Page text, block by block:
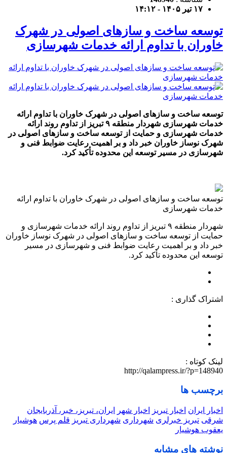
۱۷ تیر ۱۴۰۵ - ۱۴:۱۲
توسعه ساخت‌ و سازهای اصولی در شهرک
خاوران با تداوم ارائه خدمات شهرسازی
توسعه ساخت‌ و سازهای اصولی در شهرک خاوران با تداوم ارائه
خدمات شهرسازی شهردار منطقه ۹ تبریز از تداوم روند ارائه
خدمات شهرسازی و حمایت از توسعه ساخت ‌و سازهای اصولی در
شهرک نوساز خاوران خبر داد و بر اهمیت رعایت ضوابط فنی و
شهرسازی در مسیر توسعه این محدوده تأکید کرد.
توسعه ساخت‌ و سازهای اصولی در شهرک خاوران با تداوم ارائه
خدمات شهرسازی
شهردار منطقه ۹ تبریز از تداوم روند ارائه خدمات شهرسازی و
حمایت از توسعه ساخت ‌و سازهای اصولی در شهرک نوساز خاوران
خبر داد و بر اهمیت رعایت ضوابط فنی و شهرسازی در مسیر
توسعه این محدوده تأکید کرد.
اشتراک گذاری :
لینک کوتاه :
http://qalampress.ir/?p=148940
برچسب ها
اخبار ایران اخبار تبریز اخبار شهر
ایران، تبریز، خبر، آذربایجان
شرقی تبریز خبرلری شهرداری شهرداری تبریز قلم پرس هوشیار
یعقوب هوشیار
نوشته های مشابه